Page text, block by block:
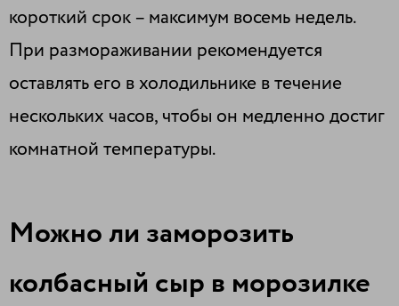
короткий срок – максимум восемь недель.
При размораживании рекомендуется
оставлять его в холодильнике в течение
нескольких часов, чтобы он медленно достиг
комнатной температуры.
Можно ли заморозить
колбасный сыр в морозилке